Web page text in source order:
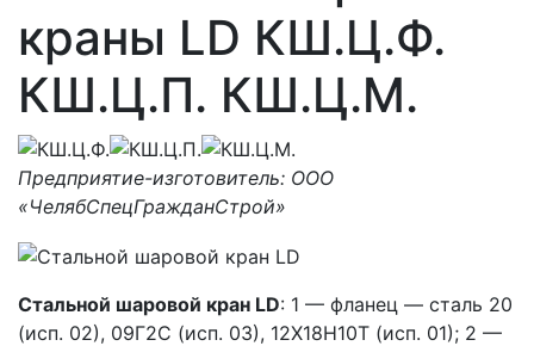
краны LD КШ.Ц.Ф.
КШ.Ц.П. КШ.Ц.М.
Предприятие-изготовитель: ООО
«ЧелябСпецГражданСтрой»
Стальной шаровой кран LD: 1 — фланец — сталь 20
(исп. 02), 09Г2С (исп. 03), 12Х18Н10Т (исп. 01); 2 —